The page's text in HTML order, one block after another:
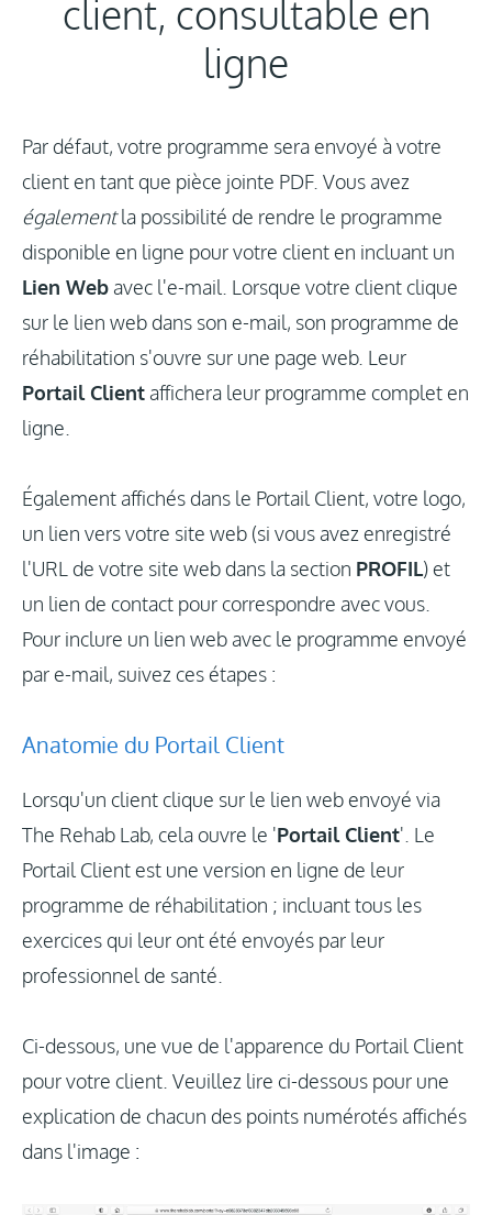
client, consultable en
ligne
Par défaut, votre programme sera envoyé à votre
client en tant que pièce jointe PDF. Vous avez
égalementla possibilité de rendre le programme
disponible en ligne pour votre client en incluant un
Lien Web avec l'e-mail. Lorsque votre client clique
sur le lien web dans son e-mail, son programme de
réhabilitation s'ouvre sur une page web. Leur
Portail Client affichera leur programme complet en
ligne.
Également affichés dans le Portail Client, votre logo,
un lien vers votre site web (si vous avez enregistré
l'URL de votre site web dans la section PROFIL) et
un lien de contact pour correspondre avec vous.
Pour inclure un lien web avec le programme envoyé
par e-mail, suivez ces étapes :
Anatomie du Portail Client
Lorsqu'un client clique sur le lien web envoyé via
The Rehab Lab, cela ouvre le 'Portail Client'. Le
Portail Client est une version en ligne de leur
programme de réhabilitation ; incluant tous les
exercices qui leur ont été envoyés par leur
professionnel de santé.
Ci-dessous, une vue de l'apparence du Portail Client
pour votre client. Veuillez lire ci-dessous pour une
explication de chacun des points numérotés affichés
dans l'image :